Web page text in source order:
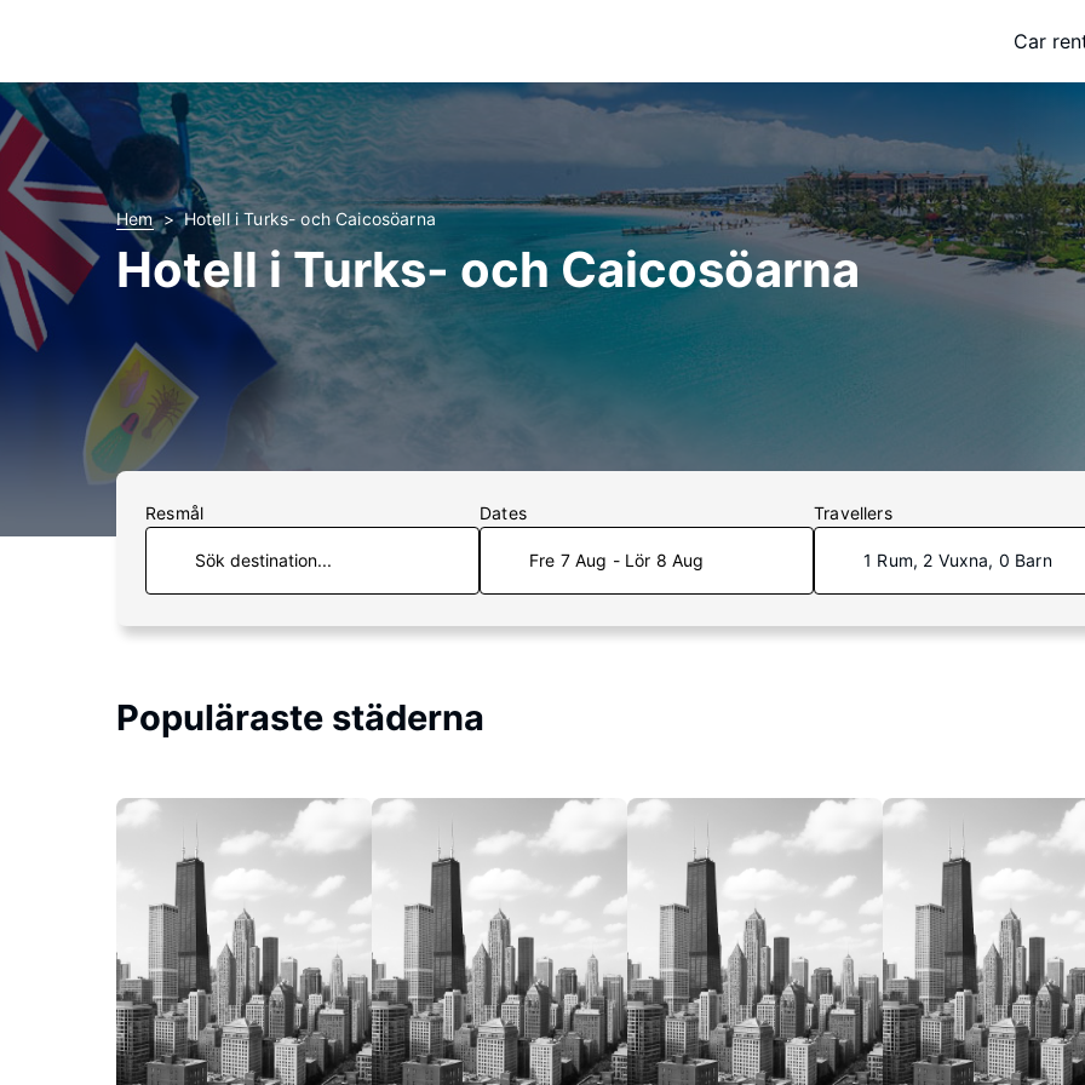
Car
Hem Hotell i Turks- och Caicosöarna
Hotell i Turks- och Caicosöarna
Resmål Dates
Fre 7 Aug - Lör 8 Aug
Travellers
1 Rum, 2 Vuxna, 0 Barn
Populäraste städerna